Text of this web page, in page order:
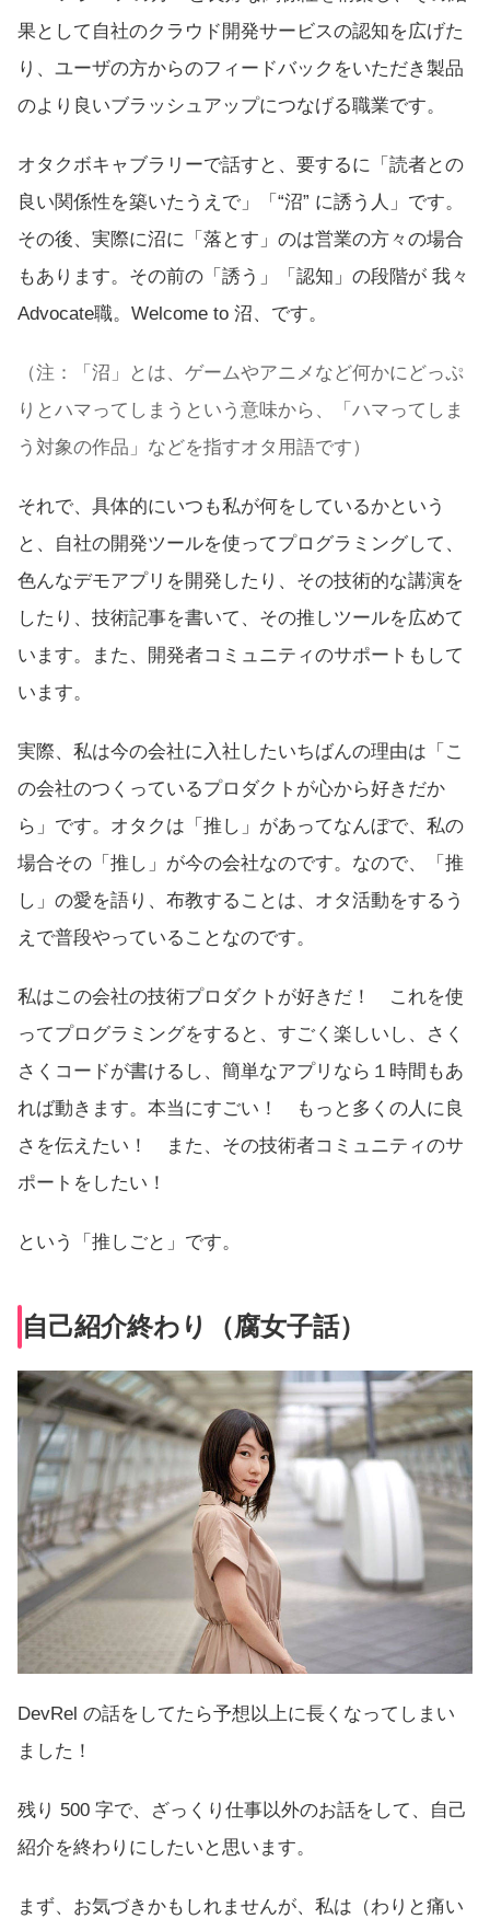
果として自社のクラウド開発サービスの認知を広げた
り、ユーザの方からのフィードバックをいただき製品
のより良いブラッシュアップにつなげる職業です。
オタクボキャブラリーで話すと、要するに「読者との
良い関係性を築いたうえで」「“沼” に誘う人」です。
その後、実際に沼に「落とす」のは営業の方々の場合
もあります。その前の「誘う」「認知」の段階が 我々
Advocate職。Welcome to 沼、です。
（注：「沼」とは、ゲームやアニメなど何かにどっぷ
りとハマってしまうという意味から、「ハマってしま
う対象の作品」などを指すオタ用語です）
それで、具体的にいつも私が何をしているかという
と、自社の開発ツールを使ってプログラミングして、
色んなデモアプリを開発したり、その技術的な講演を
したり、技術記事を書いて、その推しツールを広めて
います。また、開発者コミュニティのサポートもして
います。
実際、私は今の会社に入社したいちばんの理由は「こ
の会社のつくっているプロダクトが心から好きだか
ら」です。オタクは「推し」があってなんぼで、私の
場合その「推し」が今の会社なのです。なので、「推
し」の愛を語り、布教することは、オタ活動をするう
えで普段やっていることなのです。
私はこの会社の技術プロダクトが好きだ！ これを使
ってプログラミングをすると、すごく楽しいし、さく
さくコードが書けるし、簡単なアプリなら１時間もあ
れば動きます。本当にすごい！ もっと多くの人に良
さを伝えたい！ また、その技術者コミュニティのサ
ポートをしたい！
という「推しごと」です。
自己紹介終わり（腐女子話）
DevRel の話をしてたら予想以上に長くなってしまい
ました！
残り 500 字で、ざっくり仕事以外のお話をして、自己
紹介を終わりにしたいと思います。
まず、お気づきかもしれませんが、私は（わりと痛い